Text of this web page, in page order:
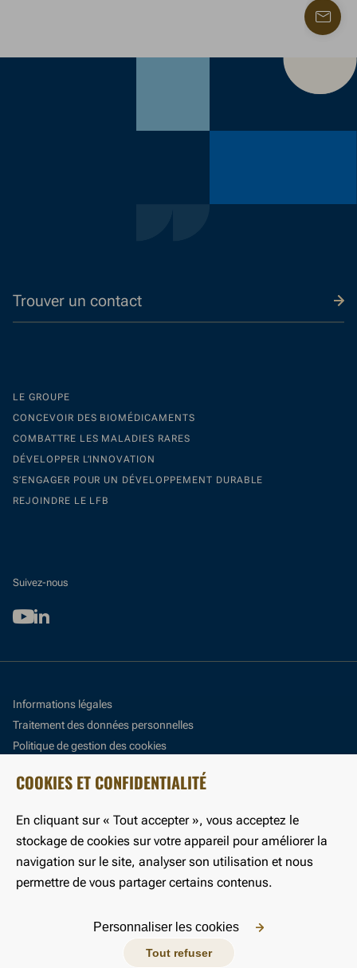
Trouver un contact
LE GROUPE
CONCEVOIR DES BIOMÉDICAMENTS
COMBATTRE LES MALADIES RARES
DÉVELOPPER L’INNOVATION
S’ENGAGER POUR UN DÉVELOPPEMENT DURABLE
REJOINDRE LE LFB
Suivez-nous
Youtube
Linkedin
Informations légales
Traitement des données personnelles
Politique de gestion des cookies
Accessibilité : partiellement conforme
©LFB 2024
COOKIES ET CONFIDENTIALITÉ
En cliquant sur « Tout accepter », vous acceptez le
stockage de cookies sur votre appareil pour améliorer la
navigation sur le site, analyser son utilisation et nous
permettre de vous partager certains contenus.
Tout refuser
Personnaliser les cookies